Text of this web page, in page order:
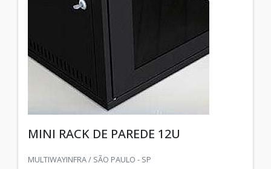
MINI RACK DE PAREDE 12U
MULTIWAYINFRA / SÃO PAULO - SP